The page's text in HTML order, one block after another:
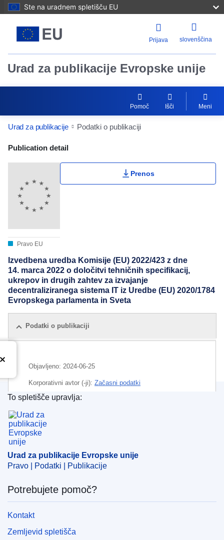
Ste na uradnem spletišču EU
Prijava slovenščina
Urad za publikacije Evropske unije
Pomoč Išči Meni
Urad za publikacije Podatki o publikaciji
Publication Detail Actions Portlet
Publication detail
Pravo EU
Prenos
Izvedbena uredba Komisije (EU) 2022/423 z dne
14. marca 2022 o določitvi tehničnih specifikacij,
ukrepov in drugih zahtev za izvajanje
decentraliziranega sistema IT iz Uredbe (EU) 2020/1784
Evropskega parlamenta in Sveta
Podatki o publikaciji
Objavljeno: 2024-06-25
Korporativni avtor (-ji): Začasni podatki
Urad za publikacije Evropske unije
To spletišče upravlja:
Urad za publikacije Evropske unije
Pravo | Podatki | Publikacije
Potrebujete pomoč?
Kontakt
Zemljevid spletišča